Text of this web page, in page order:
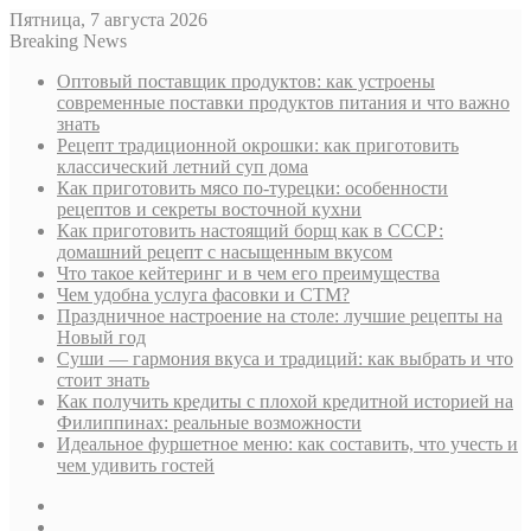
Пятница, 7 августа 2026
Breaking News
Оптовый поставщик продуктов: как устроены
современные поставки продуктов питания и что важно
знать
Рецепт традиционной окрошки: как приготовить
классический летний суп дома
Как приготовить мясо по-турецки: особенности
рецептов и секреты восточной кухни
Как приготовить настоящий борщ как в СССР:
домашний рецепт с насыщенным вкусом
Что такое кейтеринг и в чем его преимущества
Чем удобна услуга фасовки и СТМ?
Праздничное настроение на столе: лучшие рецепты на
Новый год
Суши — гармония вкуса и традиций: как выбрать и что
стоит знать
Как получить кредиты с плохой кредитной историей на
Филиппинах: реальные возможности
Идеальное фуршетное меню: как составить, что учесть и
чем удивить гостей